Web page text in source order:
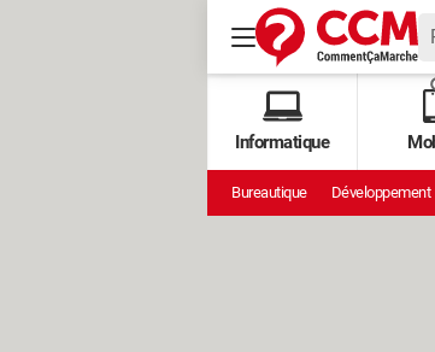
Informatique
Bureautique Développement